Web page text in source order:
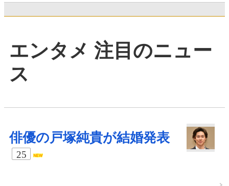
エンタメ 注目のニュー
ス
俳優の戸塚純貴が結婚発表
25